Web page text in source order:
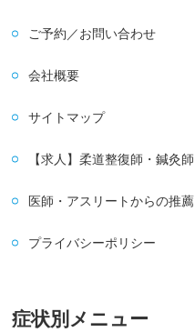
ご予約／お問い合わせ
会社概要
サイトマップ
【求人】柔道整復師・鍼灸師
医師・アスリートからの推薦
プライバシーポリシー
症状別メニュー